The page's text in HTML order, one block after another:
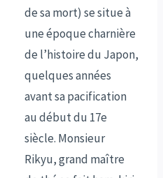
de sa mort) se situe à
une époque charnière
de l’histoire du Japon,
quelques années
avant sa pacification
au début du 17e
siècle. Monsieur
Rikyu, grand maître